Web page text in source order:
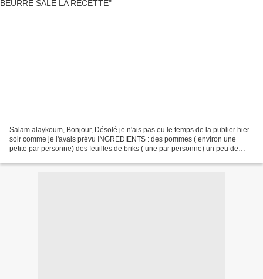
Salam alaykoum, Bonjour, Désolé je n'ais pas eu le temps de la publier hier
soir comme je l'avais prévu INGREDIENTS : des pommes ( environ une
petite par personne) des feuilles de briks ( une par personne) un peu de